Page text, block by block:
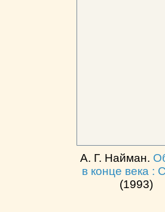
А. Г. Найман.
в конце века :
(1993)